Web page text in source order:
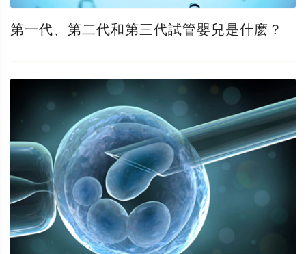
第一代、第二代和第三代試管嬰兒是什麽？